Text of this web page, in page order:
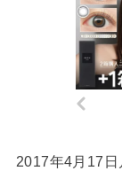
2017年4月17日